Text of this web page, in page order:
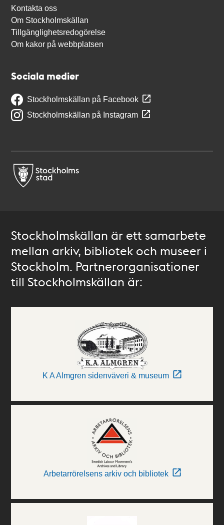
Kontakta oss
Om Stockholmskällan
Tillgänglighetsredogörelse
Om kakor på webbplatsen
Sociala medier
Stockholmskällan på Facebook
Stockholmskällan på Instagram
Stockholmskällan är ett samarbete
mellan arkiv, bibliotek och museer i
Stockholm. Partnerorganisationer
till Stockholmskällan är:
K A Almgren sidenväveri & museum
Arbetarrörelsens arkiv och bibliotek